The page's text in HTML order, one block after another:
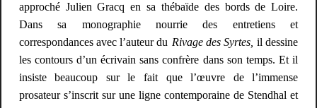
approché Julien Gracq en sa thébaïde des bords de Loire.
Dans sa monographie nourrie des entretiens et
correspondances avec l’auteur du Rivage des Syrtes, il dessine
les contours d’un écrivain sans confrère dans son temps. Et il
insiste beaucoup sur le fait que l’œuvre de l’immense
prosateur s’inscrit sur une ligne contemporaine de Stendhal et